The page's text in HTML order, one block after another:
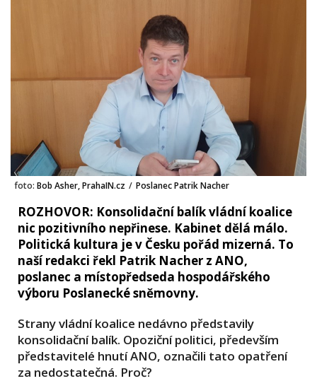
foto: Bob Asher, PrahaIN.cz / Poslanec Patrik Nacher
ROZHOVOR: Konsolidační balík vládní koalice
nic pozitivního nepřinese. Kabinet dělá málo.
Politická kultura je v Česku pořád mizerná. To
naší redakci řekl Patrik Nacher z ANO,
poslanec a místopředseda hospodářského
výboru Poslanecké sněmovny.
Strany vládní koalice nedávno představily
konsolidační balík. Opoziční politici, především
představitelé hnutí ANO, označili tato opatření
za nedostatečná. Proč?